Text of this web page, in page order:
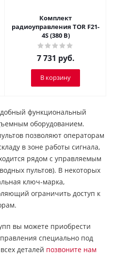
Комплект
радиоуправления TOR F21-
4S (380 В)
7 731 руб.
В корзину
функциональный
оборудованием.
позволяют операторам
в зоне работы сигнала,
рядом с управляемым
пультов). В некоторых
ключ-марка,
ограничить доступ к
вы можете приобрести
специально под
деталей позвоните нам